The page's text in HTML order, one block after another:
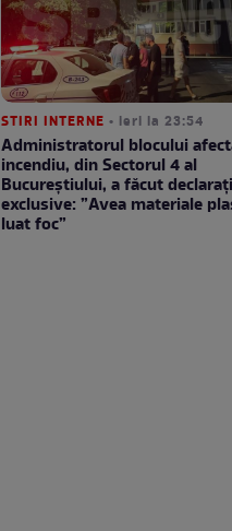
STIRI INTERNE • ieri la 23:54
Administratorul blocului
incendiu, din Sectorul 4 al
Bucureștiului, a făcut
exclusive: ”Avea materiale
luat foc”